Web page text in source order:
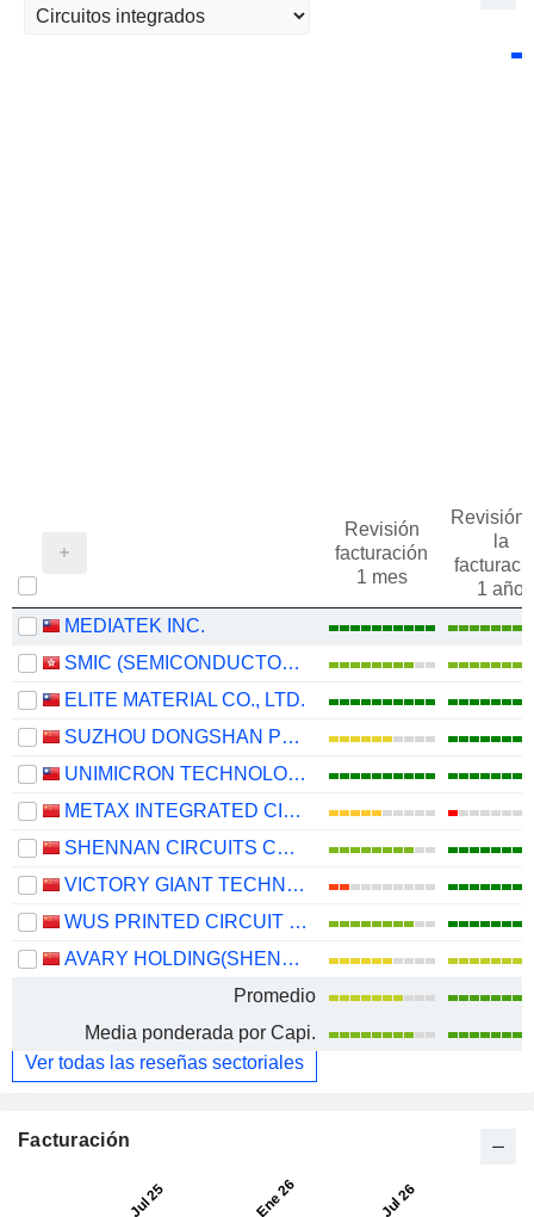
Revisión
facturación
1 mes
Revisión
la
1 año
MEDIATEK INC.
SMIC (SEMICONDUCTOR MANUFACTURING INTERNATIONAL COMPANY)
ELITE MATERIAL CO., LTD.
SUZHOU DONGSHAN PRECISION MANUFACTURING CO., LTD.
UNIMICRON TECHNOLOGY CORP.
METAX INTEGRATED CIRCUITS (SHANGHAI) CO., LTD.
SHENNAN CIRCUITS CO., LTD.
VICTORY GIANT TECHNOLOGY (HUIZHOU) CO.,LTD
WUS PRINTED CIRCUIT (KUNSHAN) CO., LTD.
AVARY HOLDING(SHENZHEN)CO., LIMITED
Promedio
Media ponderada por Capi.
Ver todas las reseñas sectoriales
Facturación